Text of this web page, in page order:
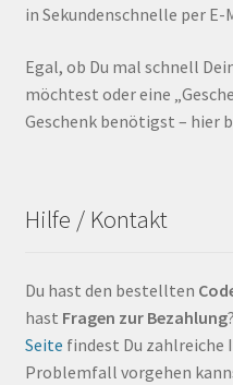
in Sekundenschnelle per E-
Egal, ob Du mal schnell
möchtest oder eine
Geschenk benötigst – hier
Hilfe / Kontakt
Du hast den bestellten
hast Fragen zur Bezahlung
Seite findest Du zahlreiche
Problemfall vorgehen